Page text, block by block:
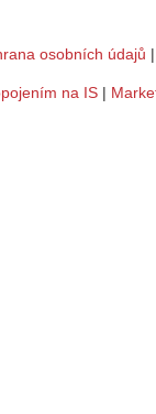
osobních údajů
na IS |